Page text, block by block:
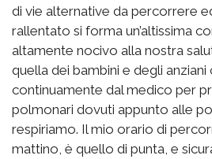
di vie alternative da percorrere
rallentato si forma un’altissima
altamente nocivo alla nostra
quella dei bambini e degli anziani
continuamente dal medico per
polmonari dovuti appunto alle
respiriamo. Il mio orario di
mattino, è quello di punta, e